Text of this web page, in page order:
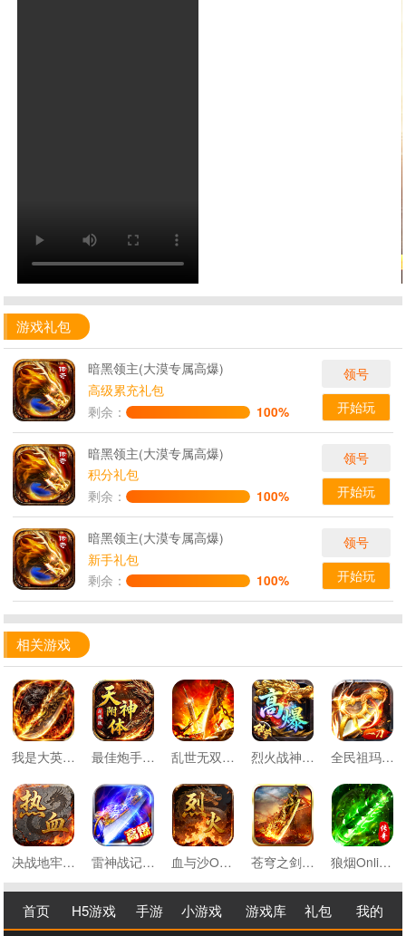
游戏礼包
暗黑领主(大漠专属高爆)
高级累充礼包
剩余：
100%
领号
开始玩
暗黑领主(大漠专属高爆)
积分礼包
剩余：
100%
领号
开始玩
暗黑领主(大漠专属高爆)
新手礼包
剩余：
100%
领号
开始玩
相关游戏
我是大英雄3.5折神将传奇 最佳炮手万充超爆版 乱世无双天天送328免费版 烈火战神亿倍高爆无限刷币 全民祖玛云鳞传奇免费版
决战地牢1.76重燃热血 雷神战记神域机甲超变 血与沙OL复古烈焰龙城 苍穹之剑2切割专属沉默 狼烟Online攻速天天送648
首页 H5游戏 手游 小游戏 游戏库 礼包 我的